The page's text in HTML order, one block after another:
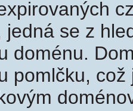
jedná se z
doménu.
pomlčku,